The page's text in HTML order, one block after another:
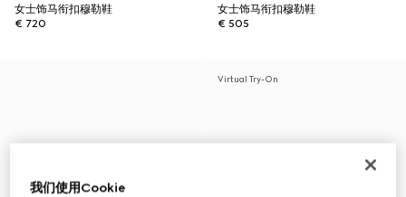
女士饰马衔扣穆勒鞋
€ 720
女士饰马衔扣穆勒鞋
€ 505
Virtual Try-On
我们使用Cookie